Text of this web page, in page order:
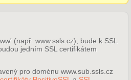
(např. www.ssls.cz), bude k SSL
jedním SSL certifikátem
pro doménu www.sub.ssls.cz